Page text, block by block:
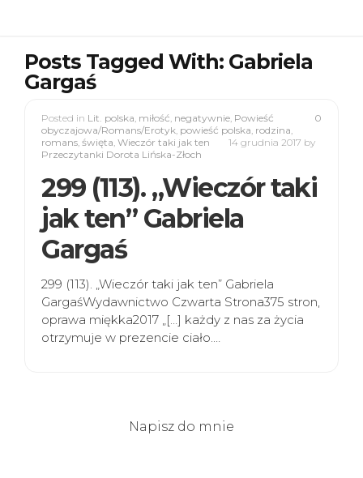
Posts Tagged With: Gabriela
Gargaś
0
Posted in Lit. polska, miłość, negatywnie, Powieść
obyczajowa/Romans/Erotyk, powieść polska, rodzina,
romans, święta, Wieczór taki jak ten 14 grudnia 2017 by
Przeczytanki Dorota Lińska-Złoch
299 (113). „Wieczór taki
jak ten” Gabriela
Gargaś
299 (113). „Wieczór taki jak ten” Gabriela
GargaśWydawnictwo Czwarta Strona375 stron,
oprawa miękka2017 „[…] każdy z nas za życia
otrzymuje w prezencie ciało.…
Napisz do mnie